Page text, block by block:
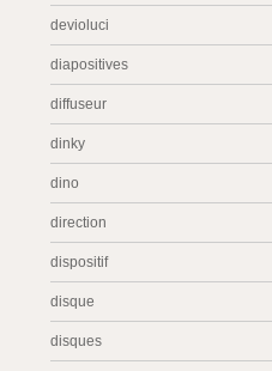
devioluci
diapositives
diffuseur
dinky
dino
direction
dispositif
disque
disques